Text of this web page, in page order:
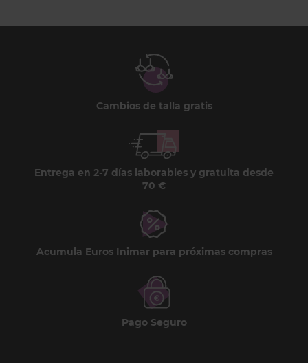
Cambios de talla gratis
Entrega en 2-7 días laborables y gratuita desde
70 €
Acumula Euros Inimar para próximas compras
Pago Seguro